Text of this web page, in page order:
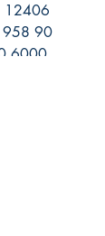
12406
90
6000